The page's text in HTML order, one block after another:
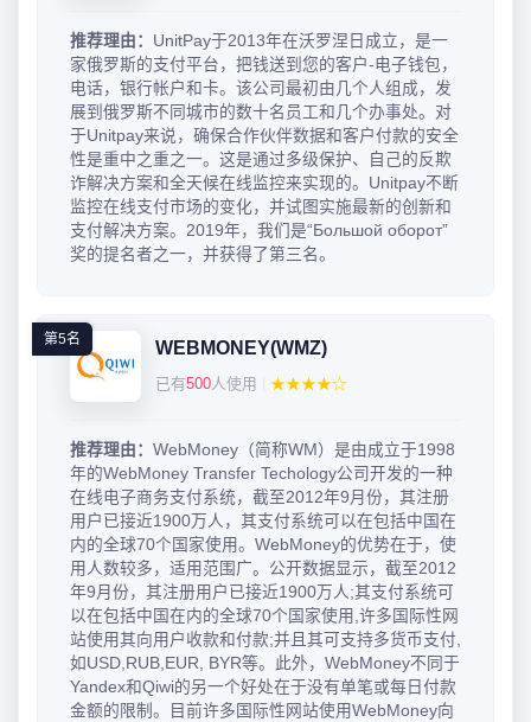
推荐理由： UnitPay于2013年在沃罗涅日成立，是一
家俄罗斯的支付平台，把钱送到您的客户-电子钱包，
电话，银行帐户和卡。该公司最初由几个人组成，发
展到俄罗斯不同城市的数十名员工和几个办事处。对
于Unitpay来说，确保合作伙伴数据和客户付款的安全
性是重中之重之一。这是通过多级保护、自己的反欺
诈解决方案和全天候在线监控来实现的。Unitpay不断
监控在线支付市场的变化，并试图实施最新的创新和
支付解决方案。2019年，我们是“Большой оборот”
奖的提名者之一，并获得了第三名。
第5名 WEBMONEY(WMZ)
已有500人使用 ★★★★☆
推荐理由： WebMoney（简称WM）是由成立于1998
年的WebMoney Transfer Techology公司开发的一种
在线电子商务支付系统，截至2012年9月份，其注册
用户已接近1900万人，其支付系统可以在包括中国在
内的全球70个国家使用。WebMoney的优势在于，使
用人数较多，适用范围广。公开数据显示，截至2012
年9月份，其注册用户已接近1900万人;其支付系统可
以在包括中国在内的全球70个国家使用,许多国际性网
站使用其向用户收款和付款;并且其可支持多货币支付,
如USD,RUB,EUR, BYR等。此外，WebMoney不同于
Yandex和Qiwi的另一个好处在于没有单笔或每日付款
金额的限制。目前许多国际性网站使用WebMoney向